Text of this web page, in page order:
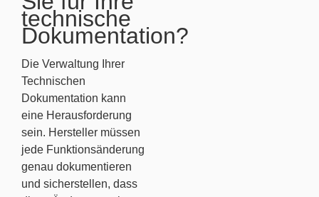
technische
Dokumentation?
Die Verwaltung Ihrer
Technischen
Dokumentation kann
eine Herausforderung
sein. Hersteller müssen
jede Funktionsänderung
genau dokumentieren
und sicherstellen, dass